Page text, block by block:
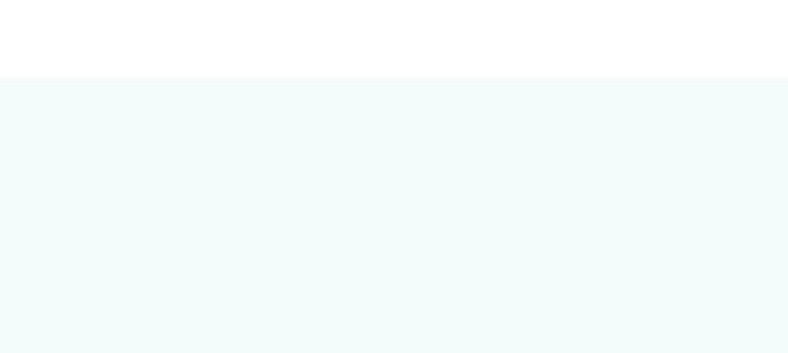
解が可能になっている．とくに成人の先天性心疾患に
く解説してもらった．
日常の診療，看護に役立つことを期待しています．